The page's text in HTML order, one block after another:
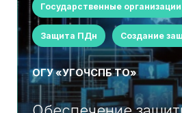
Государственные организации
Защита ПДн Создание
ОГУ «УГОЧСПБ ТО»